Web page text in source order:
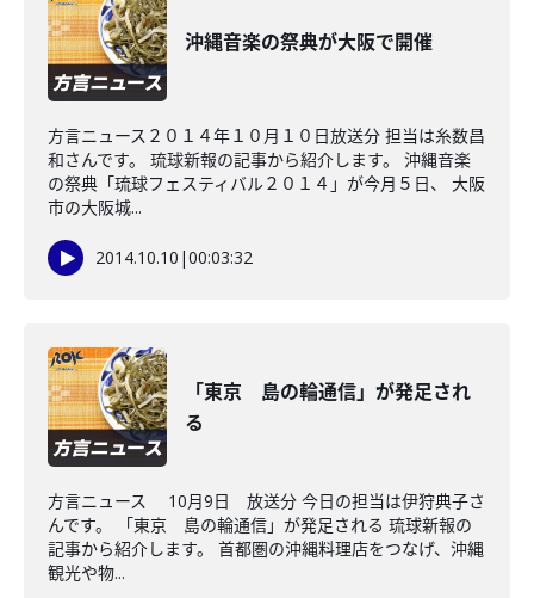
沖縄音楽の祭典が大阪で開催
方言ニュース２０１４年１０月１０日放送分 担当は糸数昌
和さんです。 琉球新報の記事から紹介します。 沖縄音楽
の祭典「琉球フェスティバル２０１４」が今月５日、 大阪
市の大阪城...
2014.10.10 |00:03:32
「東京 島の輪通信」が発足され
る
方言ニュース 10月9日 放送分 今日の担当は伊狩典子さ
んです。 「東京 島の輪通信」が発足される 琉球新報の
記事から紹介します。 首都圏の沖縄料理店をつなげ、沖縄
観光や物...